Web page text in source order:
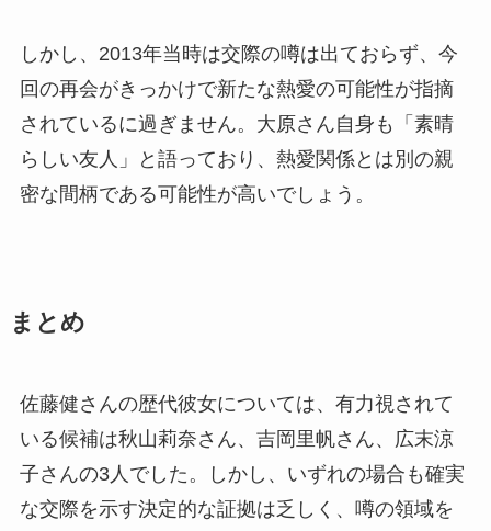
しかし、2013年当時は交際の噂は出ておらず、今
回の再会がきっかけで新たな熱愛の可能性が指摘
されているに過ぎません。大原さん自身も「素晴
らしい友人」と語っており、熱愛関係とは別の親
密な間柄である可能性が高いでしょう。
まとめ
佐藤健さんの歴代彼女については、有力視されて
いる候補は秋山莉奈さん、吉岡里帆さん、広末涼
子さんの3人でした。しかし、いずれの場合も確実
な交際を示す決定的な証拠は乏しく、噂の領域を